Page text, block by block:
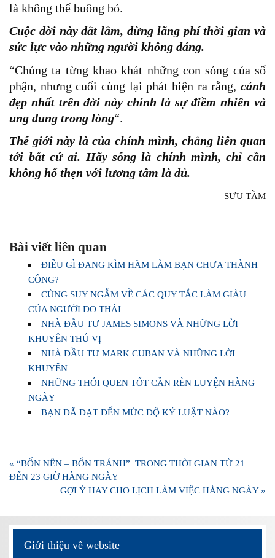
là không thể buông bỏ.
Cuộc đời này đắt lắm, đừng lãng phí thời gian và
sức lực vào những người không đáng.
“Chúng ta từng khao khát những con sóng của số
phận, nhưng cuối cùng lại phát hiện ra rằng, cảnh
đẹp nhất trên đời này chính là sự điềm nhiên và
ung dung trong lòng“.
Thế giới này là của chính mình, chẳng liên quan
tới bất cứ ai. Hãy sống là chính mình, chỉ cần
không hổ thẹn với lương tâm là đủ.
SƯU TẦM
Bài viết liên quan
ĐIỀU GÌ ĐANG KÌM HÃM LÀM BẠN CHƯA THÀNH
CÔNG?
CÙNG SUY NGẪM VỀ CÁC QUY TẮC LÀM GIÀU
CỦA NGƯỜI DO THÁI
NHÀ ĐẦU TƯ JAMES SIMONS VÀ NHỮNG LỜI
KHUYÊN THÚ VỊ
NHÀ ĐẦU TƯ MARK CUBAN VÀ NHỮNG LỜI
KHUYÊN
NHỮNG THÓI QUEN TỐT CẦN RÈN LUYỆN HÀNG
NGÀY
BẠN ĐÃ ĐẠT ĐẾN MỨC ĐỘ KỶ LUẬT NÀO?
Điều
hướng
« “BỐN NÊN – BỐN TRÁNH” TRONG THỜI GIAN TỪ 21
ĐẾN 23 GIỜ HÀNG NGÀY
GỢI Ý HAY CHO LỊCH LÀM VIỆC HÀNG NGÀY »
Giới thiệu về website